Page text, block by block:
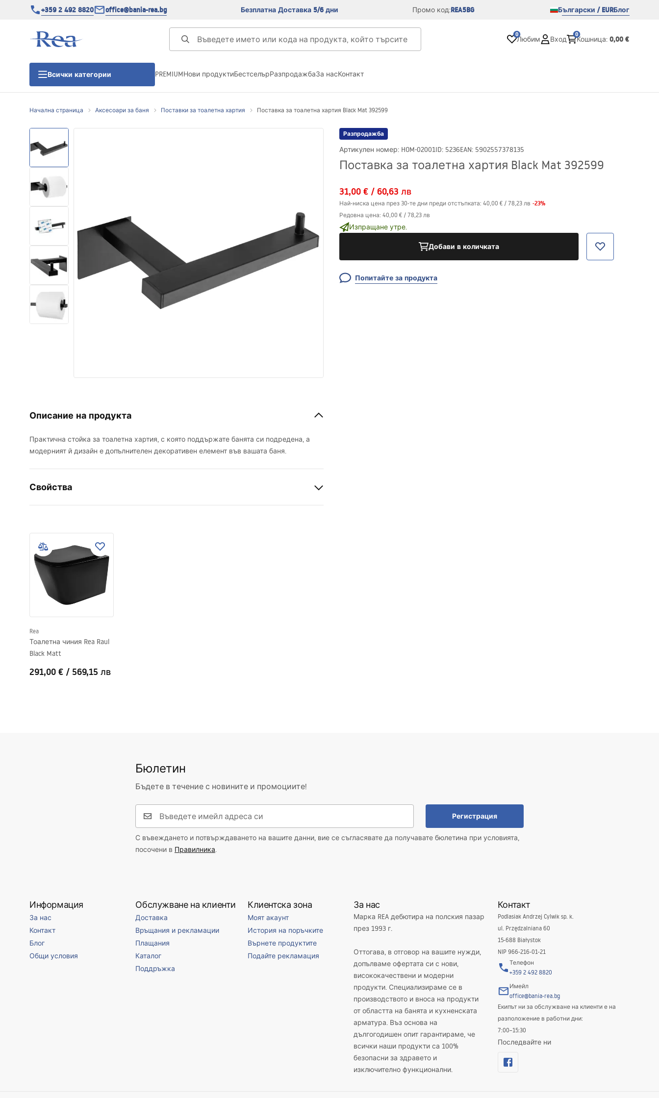
+359 2 492 8820 office@bania-rea.bg Безплатна Доставка 5/6 дни Промо код:REA5BG Български / EURБлог
0
Любим Вход
0
Кошница: 0,00 €
Всички категории
Душ кабини
Линейни сифони
Комплект тоалетна чиния с
биде WC
Умивалници
Вани и Паравани
Смесители за баня
PREMIUMНови продуктиБестселърРазпродажбаЗа насКонтакт
Начална страница Аксесоари за баня Поставки за тоалетна хартия Поставка за тоалетна хартия Black Mat 392599
Разпродажба
Артикулен номер: HOM-02001ID: 5236EAN: 5902557378135
Поставка за тоалетна хартия Black Mat 392599
31,00 € / 60,63 лв
Най-ниска цена през 30-те дни преди отстъпката: 40,00 € / 78,23 лв -23%
Редовна цена: 40,00 € / 78,23 лв
Изпращане утре.
Добави в количката
Попитайте за продукта
Описание на продукта
Практична стойка за тоалетна хартия, с която поддържате банята си подредена, а
модерният й дизайн е допълнителен декоративен елемент във вашата баня.
Свойства
Начин на монтаж
Ширина
Височина
Дълбочина
Гаранция
Rea
Тоалетна чиния Rea Raul
Black Matt
291,00 € / 569,15 лв
Бюлетин
Бъдете в течение с новините и промоциите!
Регистрация
С въвеждането и потвърждаването на вашите данни, вие се съгласявате да получавате бюлетина при условията,
посочени в Правилника.
Информация
За нас
Контакт
Блог
Общи условия
Обслужване на клиенти
Доставка
Връщания и рекламации
Плащания
Каталог
Поддръжка
Клиентска зона
Моят акаунт
История на поръчките
Върнете продуктите
Подайте рекламация
За нас
Марка REA дебютира на полския пазар
през 1993 г.
Оттогава, в отговор на вашите нужди,
допълваме офертата си с нови,
висококачествени и модерни
продукти. Специализираме се в
производството и вноса на продукти
от областта на банята и кухненската
арматура. Въз основа на
дългогодишен опит гарантираме, че
всички наши продукти са 100%
безопасни за здравето и
изключително функционални.
Контакт
Podlasiak Andrzej Cylwik sp. k.
ul. Przędzalniana 60
15-688 Białystok
NIP 966-216-01-21
Телефон
+359 2 492 8820
Имейл
office@bania-rea.bg
Екипът ни за обслужване на клиенти е на
разположение в работни дни:
7:00–15:30
Последвайте ни